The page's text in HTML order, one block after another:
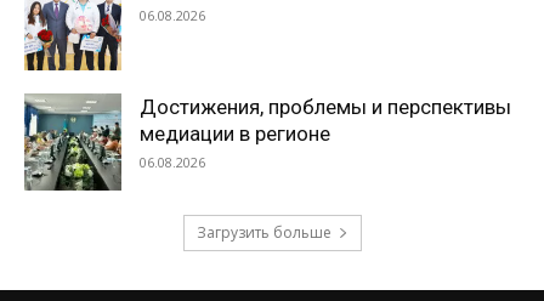
06.08.2026
Достижения, проблемы и перспективы
медиации в регионе
06.08.2026
Загрузить больше